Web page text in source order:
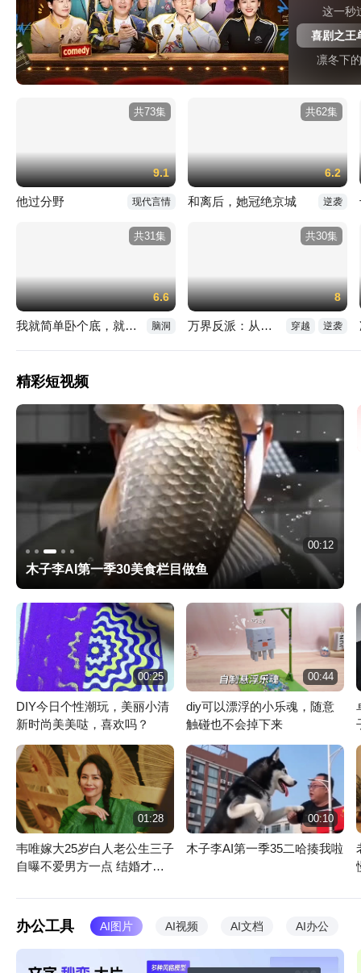
这一秒
喜剧之王
凛冬下
共73集
9.1
他过分野 现代言情
共62集
6.2
和离后，她冠绝京城 逆袭
共31集
6.6
我就简单卧个底，就成了公司二把手 脑洞
共30集
8
万界反派：从炮灰到无上道主 穿越 逆袭
精彩短视频
00:12
木子李AI第一季33跑酷一族
01:36
暖心又通透！张伦硕送继女《民法典》当成人礼
00:12
木子李AI第一季30美食栏目做鱼
01:01
唐禹哲又当爸了，宣布二胎得女凑成好字，晒一家合照秀幸福
04:20
学生做事很卖力，为什么很多地方却不招暑假工？
00:25
DIY今日个性潮玩，美丽小清
新时尚美美哒，喜欢吗？
00:44
diy可以漂浮的小乐魂，随意
触碰也不会掉下来
01:28
韦唯嫁大25岁白人老公生三子
自曝不爱男方一点 结婚才知
00:10
木子李AI第一季35二哈揍我啦
办公工具 AI图片 AI视频 AI文档 AI办公
文心一言
你的随身智能助手
讯飞星火
超级助手 答